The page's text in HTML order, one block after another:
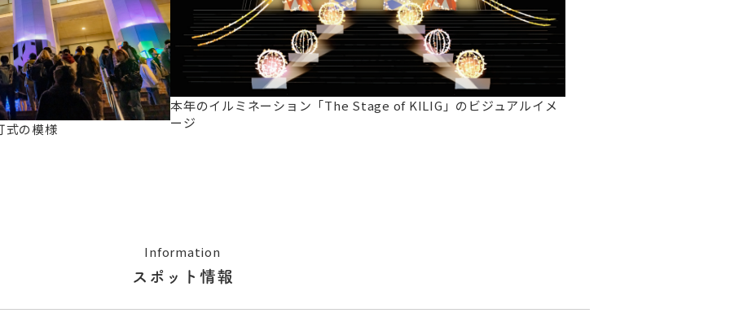
式の模様
本年のイルミネーション「The Stage of KILIG」のビジュアルイメ
ージ
Information
スポット情報